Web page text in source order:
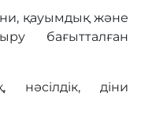
қауымдық және
бағытталған
нәсiлдiк, дiни